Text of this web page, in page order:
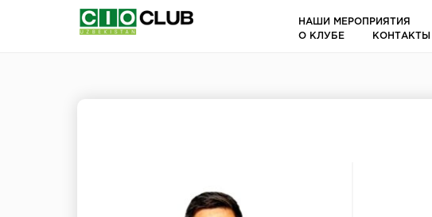
НАШИ МЕРОПРИЯТИЯ
О КЛУБЕ
КОНТАКТЫ